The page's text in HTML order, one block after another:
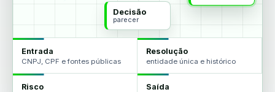
Decisão
parecer
Entrada
CNPJ, CPF e fontes públicas
Resolução
entidade única e histórico
Risco Saída